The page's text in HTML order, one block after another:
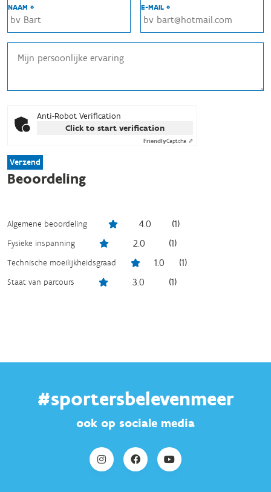
NAAM * E-MAIL *
Anti-Robot Verification
Click to start verification
FriendlyCaptcha ⇗
Verzend
Beoordeling
Algemene beoordeling 4.0 (1)
Fysieke inspanning 2.0 (1)
Technische moeilijkheidsgraad 1.0 (1)
Staat van parcours 3.0 (1)
#sportersbelevenmeer
ook op sociale media